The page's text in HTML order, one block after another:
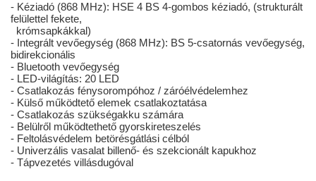
- Kéziadó (868 MHz): HSE 4 BS 4-gombos kéziadó, (strukturált
felülettel fekete,
krómsapkákkal)
- Integrált vevőegység (868 MHz): BS 5-csatornás vevőegység,
bidirekcionális
- Bluetooth vevőegység
- LED-világítás: 20 LED
- Csatlakozás fénysorompóhoz / záróélvédelemhez
- Külső működtető elemek csatlakoztatása
- Csatlakozás szükségakku számára
- Belülről működtethető gyorskireteszelés
- Feltolásvédelem betörésgátlási célból
- Univerzális vasalat billenő- és szekcionált kapukhoz
- Tápvezetés villásdugóval